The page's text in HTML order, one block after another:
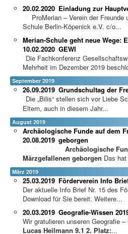
Einladung zur
20.02.2020
ProMerian – Verein der Freunde
Schule Berlin-Köpenick e.V. c/o...
Merian-Schule geht neue Wege:
GEWI
10.02.2020
Die Fachkonferenz
Mehrheit im Dezember 2019
September 2019
Grundschultag der
26.09.2019
Die „Bilis“ stellen sich vor Liebe
Eltern, auch in diesem Jahr...
August 2019
Archäologische Funde auf dem
geborgen
20.08.2019
Archäologische
Märzgefallenen geborgen Das
März 2019
Förderverein Info
25.03.2019
Der aktuelle Info Brief Nr. 15 des
Download für Sie bereit. Weitere...
Geografie-Wissen
20.03.2019
Wir gratulieren unseren Geografie
Lucas Heilmann 9.1 2. Platz:...